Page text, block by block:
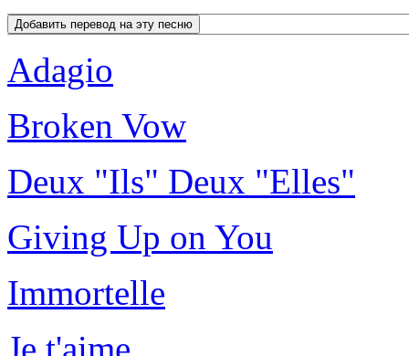
Adagio
Broken Vow
Deux "Ils" Deux "Elles"
Giving Up on You
Immortelle